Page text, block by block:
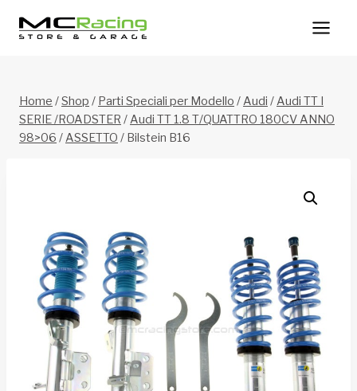
Home /Shop / Parti Speciali per Modello /Audi /Audi TT I
SERIE /ROADSTER /Audi TT 1.8 T/QUATTRO 180CV ANNO
98>06 /ASSETTO / Bilstein B16